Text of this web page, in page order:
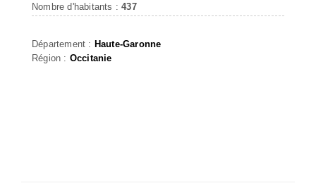
Nombre d'habitants :437
Département : Haute-Garonne
Région : Occitanie